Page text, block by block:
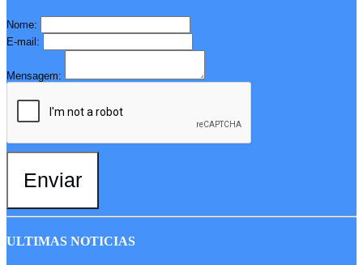
Nome:
E-mail:
Mensagem:
Enviar
ULTIMAS NOTICIAS